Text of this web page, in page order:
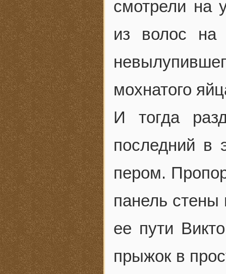
смотрели на
из волос на
мохнатого
И тогда
последний в
пером.
панель стены
ее пути
прыжок в